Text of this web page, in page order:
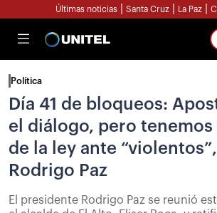
Últimas noticias Santa Cruz La Paz
Política
Día 41 de bloqueos:
el diálogo, pero tenemos
de la ley ante
Rodrigo Paz
El presidente Rodrigo Paz se reunió